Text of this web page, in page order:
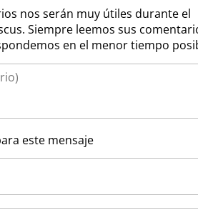
nos serán muy útiles durante el
Siempre leemos sus
en el menor tiempo
este mensaje